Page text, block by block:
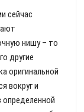
сейчас
нишу – то
другие
оригинальной
вокруг и
определенной